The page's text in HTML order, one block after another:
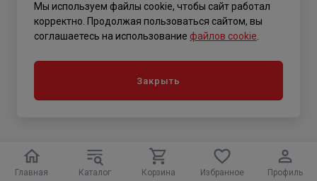
Главная Каталог Корзина Избранное Профиль
.
Мы используем файлы cookie, чтобы сайт работал
корректно. Продолжая пользоваться сайтом, вы
соглашаетесь на использование файлов cookie
Закрыть